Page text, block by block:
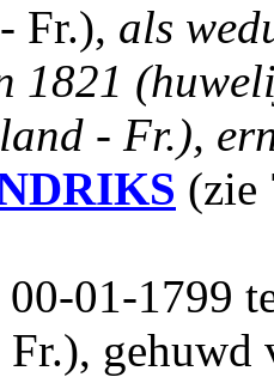
Fr.), als
1821
- Fr.),
(zie
01-1799
Fr.),